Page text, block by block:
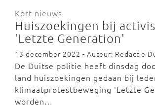
Kort nieuws
Huiszoekingen bij
'Letzte Generation'
13 december 2022 - Auteur: Redactie
De Duitse politie heeft dinsdag
land huiszoekingen gedaan bij
klimaatprotestbeweging 'Letzte
worden…